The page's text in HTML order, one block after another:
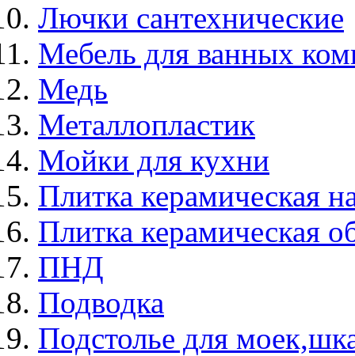
Лючки сантехнические
Мебель для ванных
Медь
Металлопластик
Мойки для кухни
Плитка керамическая
Плитка керамическая
ПНД
Подводка
Подстолье для